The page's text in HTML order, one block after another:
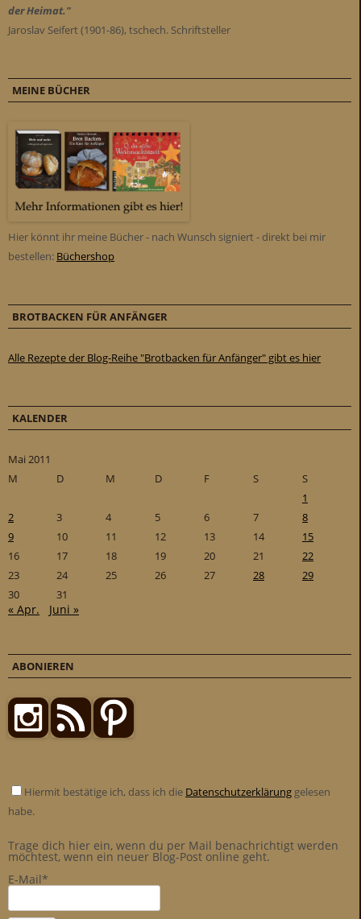
der Heimat."
Jaroslav Seifert (1901-86), tschech. Schriftsteller
MEINE BÜCHER
Hier könnt ihr meine Bücher - nach Wunsch signiert - direkt bei mir
bestellen: Büchershop
BROTBACKEN FÜR ANFÄNGER
Alle Rezepte der Blog-Reihe "Brotbacken für Anfänger" gibt es hier
KALENDER
Mai 2011
M
D M D F S
S
1
2
3 4 5 6 7
8
9
10 11 12 13 14
15
16
17 18 19 20 21
22
23
24 25 26 27 28
29
30
31
« Apr. Juni »
ABONIEREN
Hiermit bestätige ich, dass ich die Datenschutzerklärung gelesen
habe.
Trage dich hier ein, wenn du per Mail benachrichtigt werden
möchtest, wenn ein neuer Blog-Post online geht.
E-Mail*